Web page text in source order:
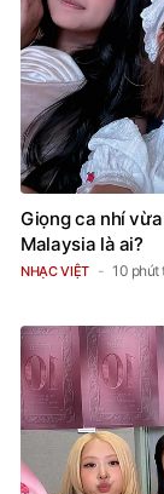
Giọng ca nhí
Malaysia là ai?
NHẠC VIỆT 10 phút